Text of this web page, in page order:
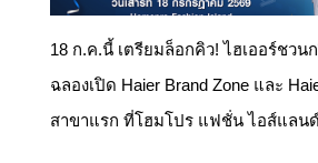
18 ก.ค.นี้ เตรียมล็อกคิว! ไฮเออร์ชวน
ฉลองเปิด Haier Brand Zone และ
สาขาแรก ที่โฮมโปร แฟชั่น ไอส์แลนด์